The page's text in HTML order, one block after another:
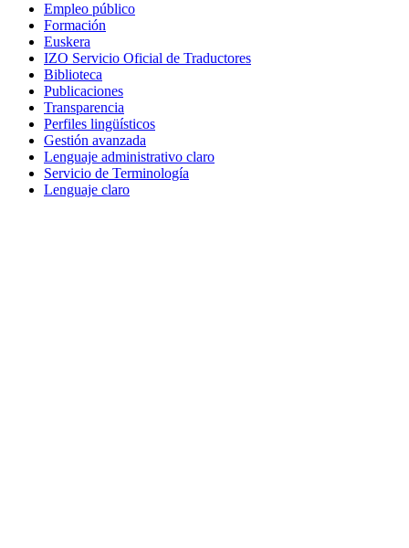
Empleo público
Formación
Euskera
IZO Servicio Oficial de Traductores
Biblioteca
Publicaciones
Transparencia
Perfiles lingüísticos
Gestión avanzada
Lenguaje administrativo claro
Servicio de Terminología
Lenguaje claro